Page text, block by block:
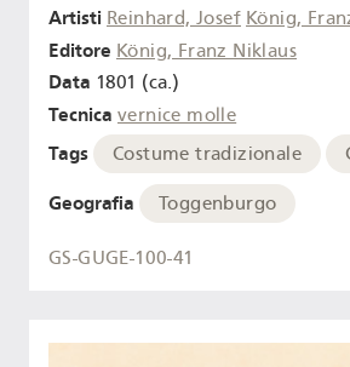
Artisti Reinhard, Josef König,
Editore König, Franz Niklaus
Data 1801 (ca.)
Tecnica vernice molle
Tags Costume tradizionale
Geografia Toggenburgo
GS-GUGE-100-41